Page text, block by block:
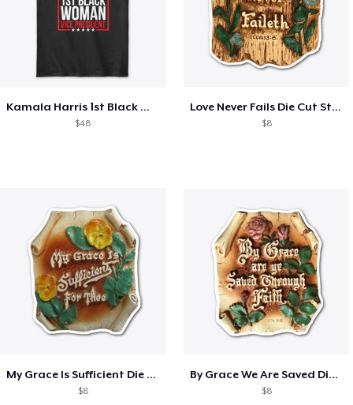
Kamala Harris 1st Black Woman VP!
$48
Love Never Fails Die Cut Sticker
$8
My Grace Is Sufficient Die Cut Sticker
$8
By Grace We Are Saved Die Cut Sticker
$8